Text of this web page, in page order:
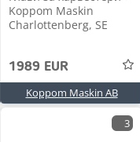
Koppom Maskin
Charlottenberg, SE
1989 EUR
Koppom Maskin AB
3